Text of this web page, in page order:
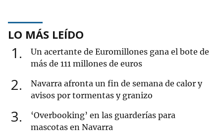
LO MÁS LEÍDO
1
Un acertante de Euromillones gana el bote de
más de 111 millones de euros
2
Navarra afronta un fin de semana de calor y
avisos por tormentas y granizo
3
‘Overbooking’ en las guarderías para
mascotas en Navarra